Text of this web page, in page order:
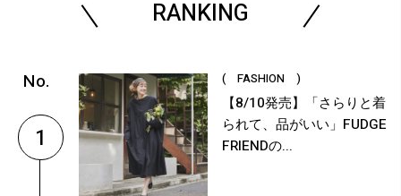
RANKING
1
( FASHION )
【8/10発売】「さらりと着
られて、品がいい」FUDGE
FRIENDの...